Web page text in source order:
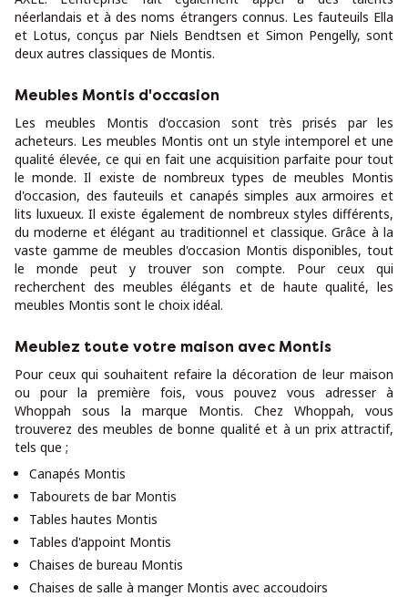
néerlandais et à des noms étrangers connus. Les fauteuils Ella
et Lotus, conçus par Niels Bendtsen et Simon Pengelly, sont
deux autres classiques de Montis.
Meubles Montis d'occasion
Les meubles Montis d'occasion sont très prisés par les
acheteurs. Les meubles Montis ont un style intemporel et une
qualité élevée, ce qui en fait une acquisition parfaite pour tout
le monde. Il existe de nombreux types de meubles Montis
d'occasion, des fauteuils et canapés simples aux armoires et
lits luxueux. Il existe également de nombreux styles différents,
du moderne et élégant au traditionnel et classique. Grâce à la
vaste gamme de meubles d'occasion Montis disponibles, tout
le monde peut y trouver son compte. Pour ceux qui
recherchent des meubles élégants et de haute qualité, les
meubles Montis sont le choix idéal.
Meublez toute votre maison avec Montis
Pour ceux qui souhaitent refaire la décoration de leur maison
ou pour la première fois, vous pouvez vous adresser à
Whoppah sous la marque Montis. Chez Whoppah, vous
trouverez des meubles de bonne qualité et à un prix attractif,
tels que ;
Canapés Montis
Tabourets de bar Montis
Tables hautes Montis
Tables d'appoint Montis
Chaises de bureau Montis
Chaises de salle à manger Montis avec accoudoirs